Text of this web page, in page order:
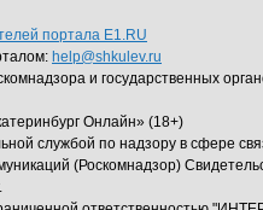
портала E1.RU
help@shkulev.ru
и государственных
Онлайн» (18+)
службой по надзору в сфере
(Роскомнадзор)